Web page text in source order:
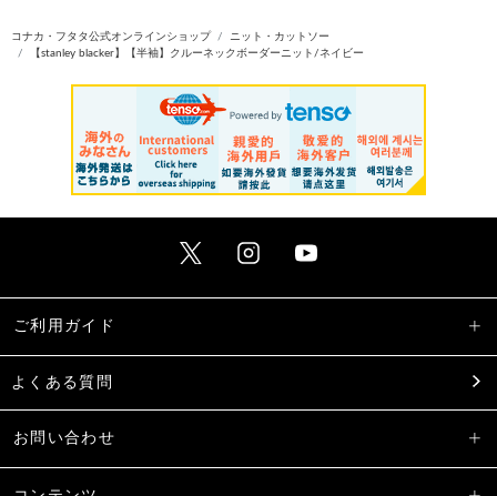
コナカ・フタタ公式オンラインショップ
ニット・カットソー
【stanley blacker】【半袖】クルーネックボーダーニット/ネイビー
ご利用ガイド
よくある質問
お問い合わせ